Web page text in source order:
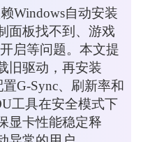
Windows自动安装
面板找不到、游戏
启等问题。本文提
旧驱动，再安装
G-Sync、刷新率和
工具在安全模式下
显卡性能稳定释